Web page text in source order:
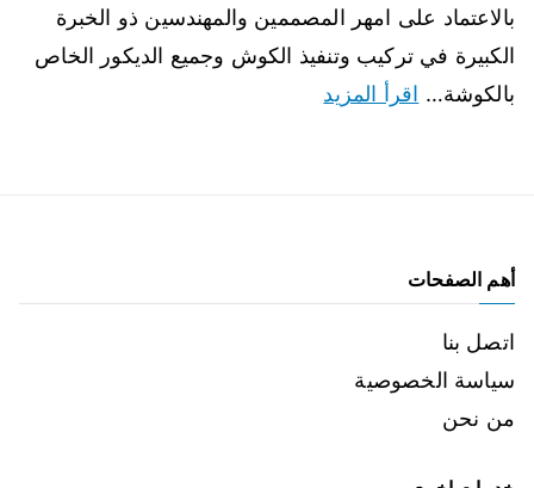
بالاعتماد على امهر المصممين والمهندسين ذو الخبرة
الكبيرة في تركيب وتنفيذ الكوش وجميع الديكور الخاص
بالكوشة… اقرأ المزيد
أهم الصفحات
اتصل بنا
سياسة الخصوصية
من نحن